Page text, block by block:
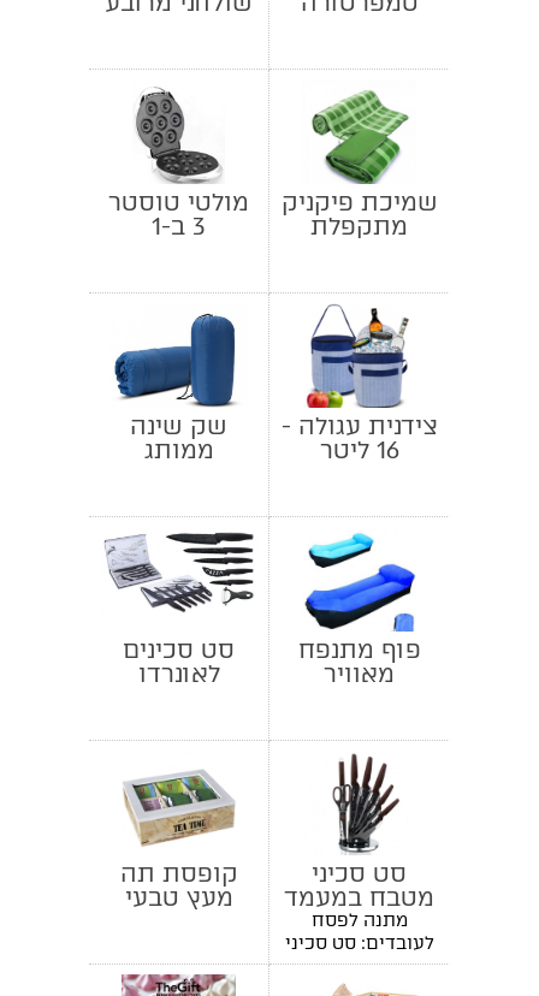
שמיכת פיקניק
מתקפלת
מולטי טוסטר
3 ב-1
צידנית עגולה -
16 ליטר
שק שינה
ממותג
פוף מתנפח
מאוויר
סט סכינים
לאונרדו
סט סכיני
מטבח במעמד
מתנה לפסח
לעובדים: סט סכיני
מטבח
קופסת תה
מעץ טבעי